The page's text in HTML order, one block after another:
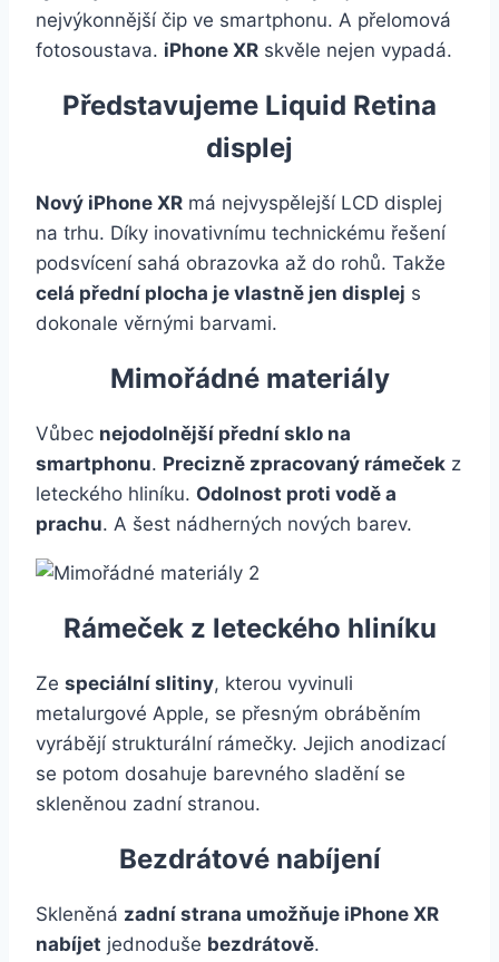
nejvýkonnější čip ve smartphonu. A přelomová
fotosoustava. iPhone XR skvěle nejen vypadá.
Představujeme Liquid Retina
displej
Nový iPhone XR má nejvyspělejší LCD displej
na trhu. Díky inovativnímu technickému řešení
podsvícení sahá obrazovka až do rohů. Takže
celá přední plocha je vlastně jen displej s
dokonale věrnými barvami.
Mimořádné materiály
Vůbec nejodolnější přední sklo na
smartphonu. Precizně zpracovaný rámeček z
leteckého hliníku. Odolnost proti vodě a
prachu. A šest nádherných nových barev.
Rámeček z leteckého hliníku
Ze speciální slitiny, kterou vyvinuli
metalurgové Apple, se přesným obráběním
vyrábějí strukturální rámečky. Jejich anodizací
se potom dosahuje barevného sladění se
skleněnou zadní stranou.
Bezdrátové nabíjení
Skleněná zadní strana umožňuje iPhone XR
nabíjet jednoduše bezdrátově.